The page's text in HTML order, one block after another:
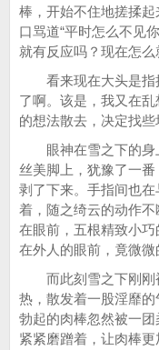
棒，开始不住地搓揉
口骂道“平时怎么不见
就有反应吗？现在怎么
看来现在大头是指
了啊。该是，我又在
的想法散去，决定找些
眼神在雪之下的身
丝美脚上，犹豫了一
剥了下来。手指间也
着，随之绮云的动作
在眼前，五根精致小
在外人的眼前，竟微微
而此刻雪之下刚刚
热，散发着一股淫靡
勃起的肉棒忽然被一
紧紧磨蹭着，让肉棒